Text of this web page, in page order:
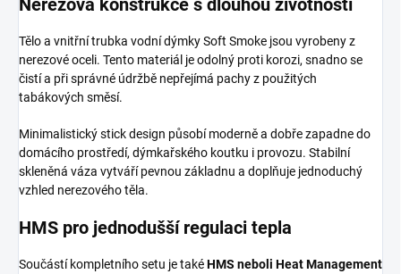
Tělo a vnitřní trubka vodní dýmky Soft Smoke jsou vyrobeny z
nerezové oceli. Tento materiál je odolný proti korozi, snadno se
čistí a při správné údržbě nepřejímá pachy z použitých
tabákových směsí.
Minimalistický stick design působí moderně a dobře zapadne do
domácího prostředí, dýmkařského koutku i provozu. Stabilní
skleněná váza vytváří pevnou základnu a doplňuje jednoduchý
vzhled nerezového těla.
HMS pro jednodušší regulaci tepla
Součástí kompletního setu je takéHMS neboli Heat Management